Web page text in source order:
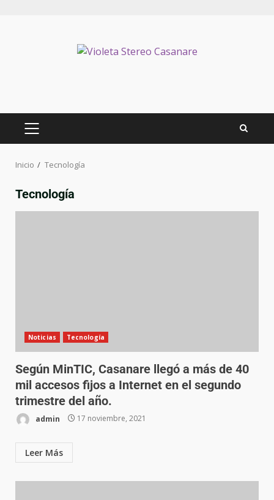
Inicio Tecnología
Tecnología
Noticias Tecnología
Según MinTIC, Casanare llegó a más de 40
mil accesos fijos a Internet en el segundo
trimestre del año.
admin 17 noviembre, 2021
Leer Más